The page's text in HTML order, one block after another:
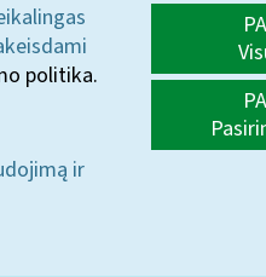
politika.
ir